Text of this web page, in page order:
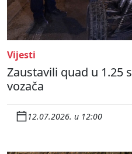
Vijesti
Zaustavili quad u 1.25
vozača
12.07.2026. u 12:00